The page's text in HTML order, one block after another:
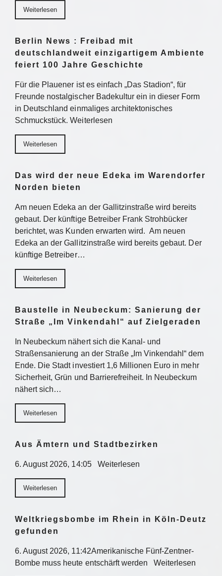
Weiterlesen
Berlin News : Freibad mit
deutschlandweit einzigartigem Ambiente
feiert 100 Jahre Geschichte
Für die Plauener ist es einfach „Das Stadion“, für
Freunde nostalgischer Badekultur ein in dieser Form
in Deutschland einmaliges architektonisches
Schmuckstück. Weiterlesen
Weiterlesen
Das wird der neue Edeka im Warendorfer
Norden bieten
Am neuen Edeka an der Gallitzinstraße wird bereits
gebaut. Der künftige Betreiber Frank Strohbücker
berichtet, was Kunden erwarten wird. Am neuen
Edeka an der Gallitzinstraße wird bereits gebaut. Der
künftige Betreiber…
Weiterlesen
Baustelle in Neubeckum: Sanierung der
Straße „Im Vinkendahl“ auf Zielgeraden
In Neubeckum nähert sich die Kanal- und
Straßensanierung an der Straße „Im Vinkendahl“ dem
Ende. Die Stadt investiert 1,6 Millionen Euro in mehr
Sicherheit, Grün und Barrierefreiheit. In Neubeckum
nähert sich…
Weiterlesen
Aus Ämtern und Stadtbezirken
6. August 2026, 14:05 Weiterlesen
Weiterlesen
Weltkriegsbombe im Rhein in Köln-Deutz
gefunden
6. August 2026, 11:42Amerikanische Fünf-Zentner-
Bombe muss heute entschärft werden Weiterlesen